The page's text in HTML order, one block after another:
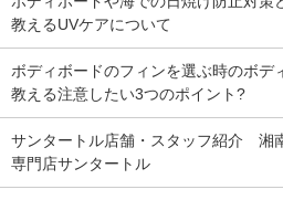
教えるUVケアについて
ボディボードのフィンを選ぶ時のボデ
教える注意したい3つのポイント?
サンタートル店舗・スタッフ紹介 湘
専門店サンタートル